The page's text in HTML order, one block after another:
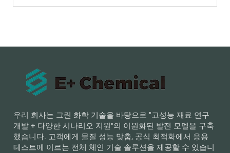
우리 회사는 그린 화학 기술을 바탕으로 "고성능 재료 연구
개발 + 다양한 시나리오 지원"의 이원화된 발전 모델을 구축
했습니다. 고객에게 물질 성능 맞춤, 공식 최적화에서 응용
테스트에 이르는 전체 체인 기술 솔루션을 제공할 수 있습니